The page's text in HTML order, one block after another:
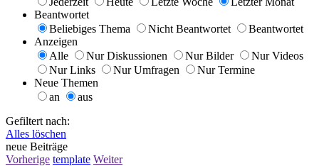
Beantwortet
Beliebiges Thema
Nicht Beantwortet
Beantwortet
Anzeigen
Alle
Nur Diskussionen Nur Bilder
Nur Videos
Nur Links
Nur Umfragen
Nur Termine
Neue Themen
an
aus
Gefiltert nach:
Alles löschen
neue Beiträge
Vorherige template Weiter